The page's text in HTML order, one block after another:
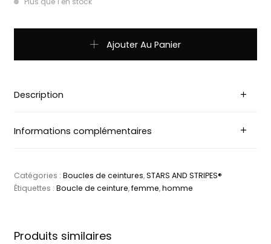
Ajouter Au Panier
Description
Informations complémentaires
Catégories : Boucles de ceintures,STARS AND STRIPES®
Étiquettes : Boucle de ceinture,femme,homme
Produits similaires